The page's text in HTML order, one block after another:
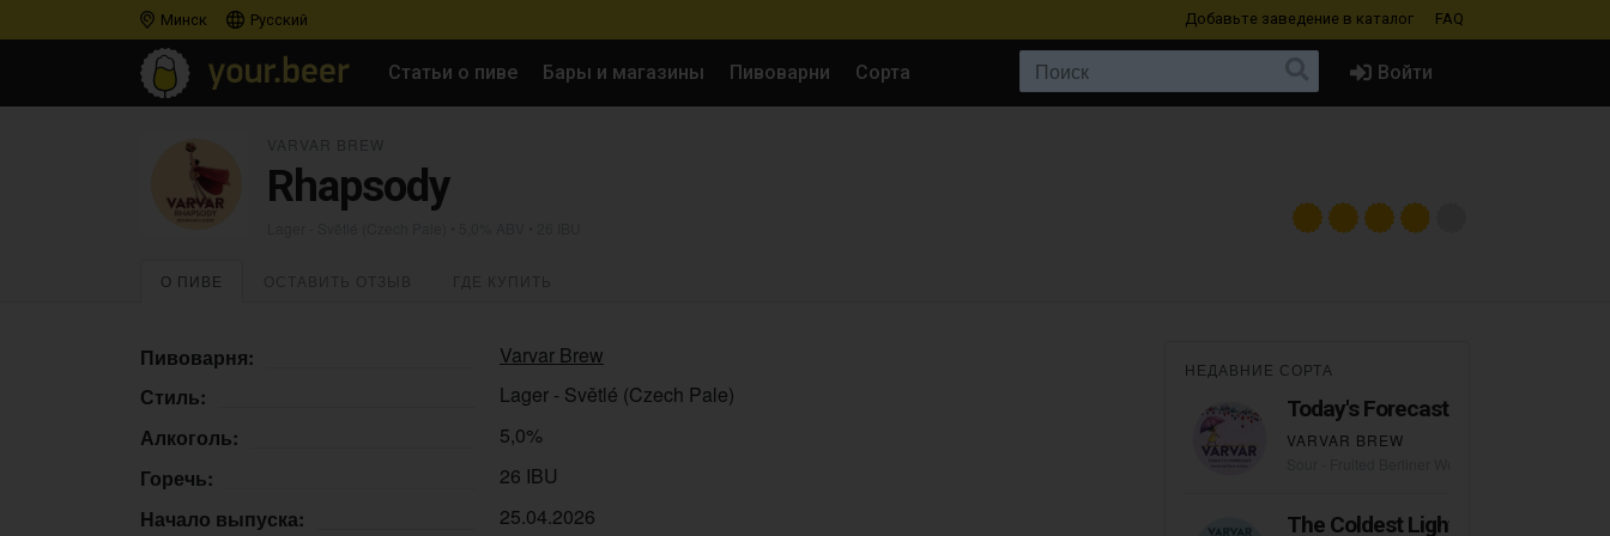
Минск Русский Добавьте заведение в каталог FAQ
Статьи о пиве Бары и магазины Пивоварни Сорта Войти
Rhapsody
О ПИВЕ
Пивоварня:
Varvar Brew
Стиль:
Lager - Světlé (Czech Pale)
Алкоголь:
5,0%
Горечь:
26 IBU
Начало выпуска:
25.04.2026
НЕДАВНИЕ СОРТА
Today's Forecast
VARVAR BREW
The Coldest Light